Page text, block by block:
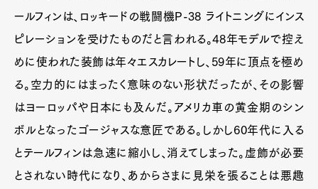
ールフィンは、ロッキードの戦闘機P-38 ライトニングにインス
ピレーションを受けたものだと言われる。48年モデルで控え
めに使われた装飾は年々エスカレートし、59年に頂点を極め
る。空力的にはまったく意味のない形状だったが、その影響
はヨーロッパや日本にも及んだ。アメリカ車の黄金期のシン
ボルとなったゴージャスな意匠である。しかし60年代に入る
とテールフィンは急速に縮小し、消えてしまった。虚飾が必要
とされない時代になり、あからさまに見栄を張ることは悪趣